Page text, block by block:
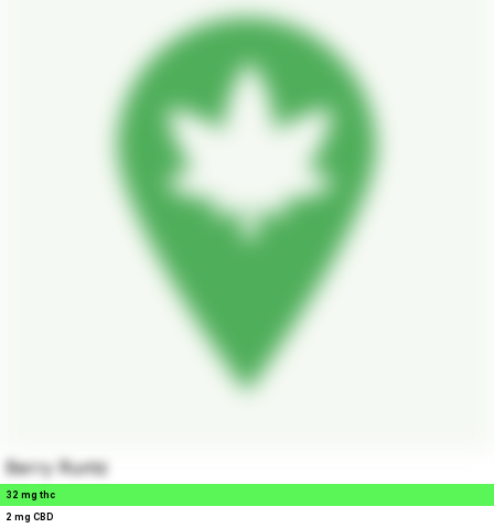
Berry Runtz
32 mg thc
2 mg CBD